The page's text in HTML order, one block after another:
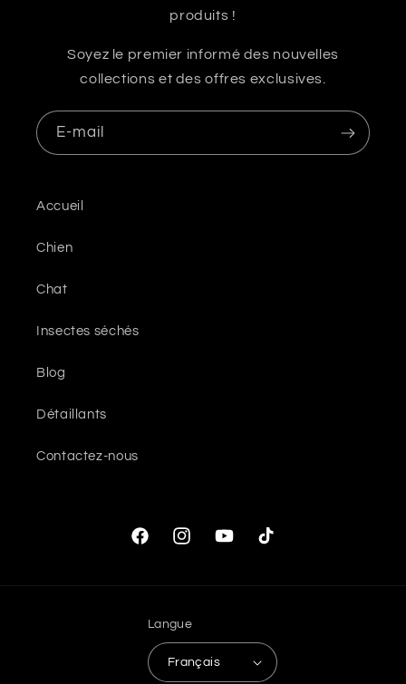
produits !
Soyez le premier informé des nouvelles
collections et des offres exclusives.
E-mail
Accueil
Chien
Chat
Insectes séchés
Blog
Détaillants
Contactez-nous
FacebookInstagramYouTubeTikTok
Langue
Français